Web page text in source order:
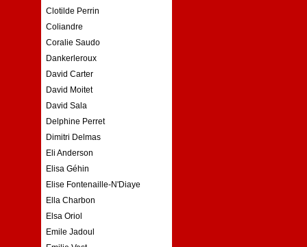
Clotilde Perrin
Coliandre
Coralie Saudo
Dankerleroux
David Carter
David Moitet
David Sala
Delphine Perret
Dimitri Delmas
Eli Anderson
Elisa Géhin
Elise Fontenaille-N'Diaye
Ella Charbon
Elsa Oriol
Emile Jadoul